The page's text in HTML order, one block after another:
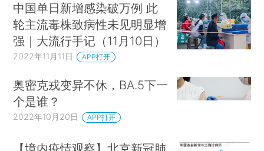
中国单日新增感染破万例 此
轮主流毒株致病性未见明显增
强｜大流行手记（11月10日）
2022年11月11日 APP打开
奥密克戎变异不休，BA.5下一
个是谁？
2022年10月20日 APP打开